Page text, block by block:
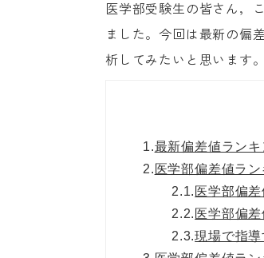
医学部受験生の皆さん，
ました。今回は最新の偏
析してみたいと思います。
1.最新偏差値ラン
2. 医学部偏差値ラ
2.1. 医学部偏
2.2. 医学部偏
2.3.現場で指